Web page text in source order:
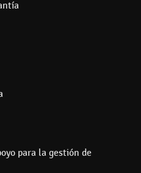
para la gestión de